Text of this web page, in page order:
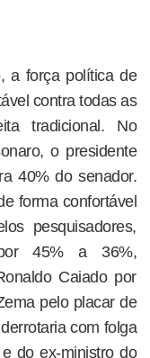
a força política de
contra todas as
tradicional. No
o presidente
40% do senador.
forma confortável
pesquisadores,
45% a 36%,
Caiado por
pelo placar de
com folga
do ex-ministro do